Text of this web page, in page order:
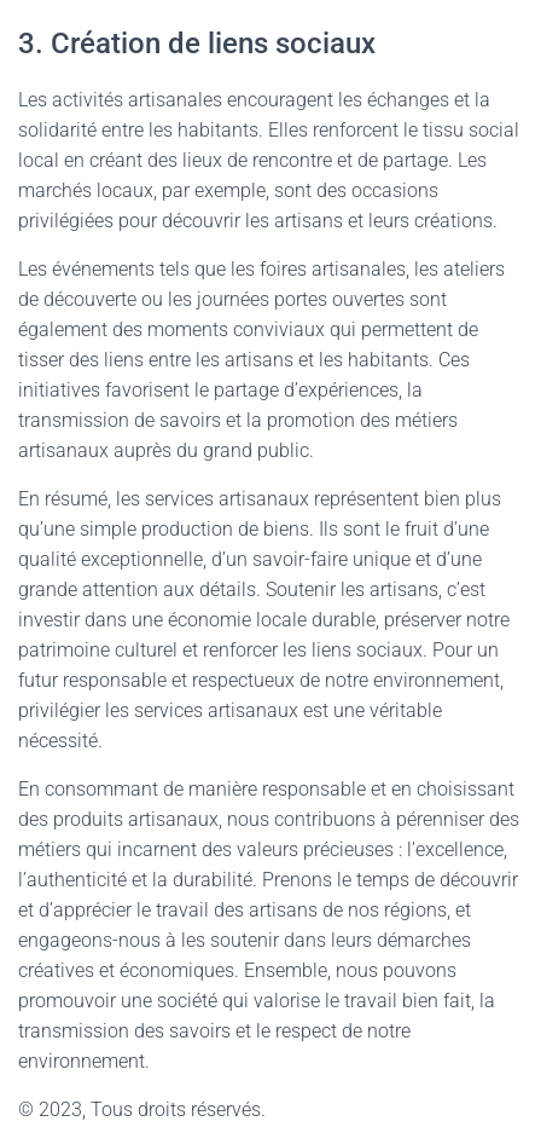
3. Création de liens sociaux
Les activités artisanales encouragent les échanges et la
solidarité entre les habitants. Elles renforcent le tissu social
local en créant des lieux de rencontre et de partage. Les
marchés locaux, par exemple, sont des occasions
privilégiées pour découvrir les artisans et leurs créations.
Les événements tels que les foires artisanales, les ateliers
de découverte ou les journées portes ouvertes sont
également des moments conviviaux qui permettent de
tisser des liens entre les artisans et les habitants. Ces
initiatives favorisent le partage d’expériences, la
transmission de savoirs et la promotion des métiers
artisanaux auprès du grand public.
En résumé, les services artisanaux représentent bien plus
qu’une simple production de biens. Ils sont le fruit d’une
qualité exceptionnelle, d’un savoir-faire unique et d’une
grande attention aux détails. Soutenir les artisans, c’est
investir dans une économie locale durable, préserver notre
patrimoine culturel et renforcer les liens sociaux. Pour un
futur responsable et respectueux de notre environnement,
privilégier les services artisanaux est une véritable
nécessité.
En consommant de manière responsable et en choisissant
des produits artisanaux, nous contribuons à pérenniser des
métiers qui incarnent des valeurs précieuses : l’excellence,
l’authenticité et la durabilité. Prenons le temps de découvrir
et d’apprécier le travail des artisans de nos régions, et
engageons-nous à les soutenir dans leurs démarches
créatives et économiques. Ensemble, nous pouvons
promouvoir une société qui valorise le travail bien fait, la
transmission des savoirs et le respect de notre
environnement.
© 2023, Tous droits réservés.